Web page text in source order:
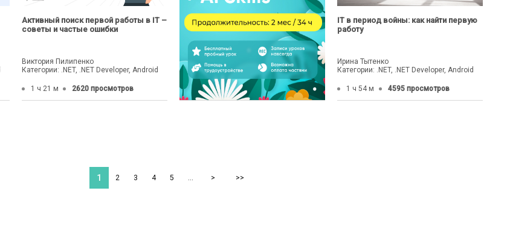
Активный поиск первой работы в IT –
советы и частые ошибки
Виктория Пилипенко
Категории: .NET, .NET Developer, Android
1 ч 21 м 2620 просмотров
IТ в период войны: как найти первую
работу
Ирина Тытенко
Категории: .NET, .NET Developer, Android
1 ч 54 м 4595 просмотров
1 2 3 4 5 > >>